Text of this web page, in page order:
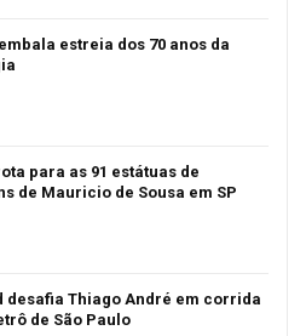
estreia dos 70 anos da
para as 91 estátuas de
de Mauricio de Sousa em SP
desafia Thiago André em corrida
de São Paulo